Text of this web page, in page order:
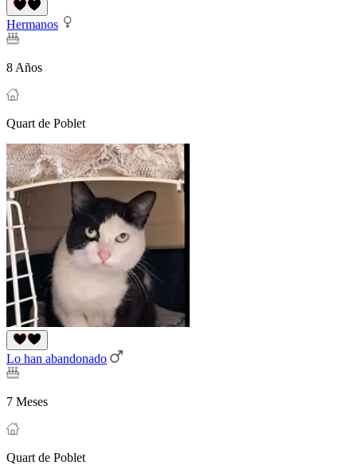
Hermanos
8 Años
Quart de Poblet
Lo han abandonado
7 Meses
Quart de Poblet